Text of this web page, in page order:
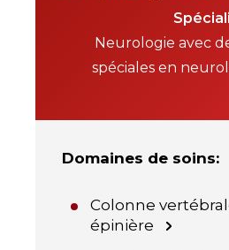
Neurologie avec
spéciales en
Domaines de soins:
Colonne
épinière